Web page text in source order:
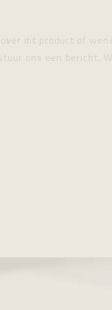
over dit product of
ons een bericht.